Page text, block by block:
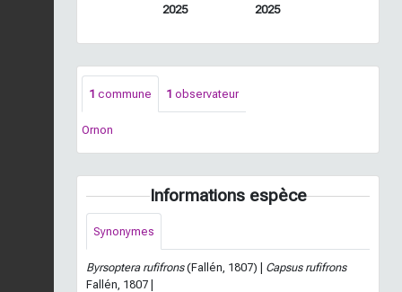
2025 2025
1 commune 1 observateur
Ornon
Informations espèce
Synonymes
Byrsoptera rufifrons(Fallén, 1807) | Capsus rufifrons
Fallén, 1807 |